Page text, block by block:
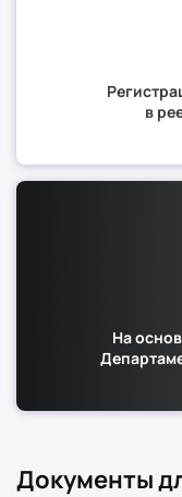
в
На
Документы